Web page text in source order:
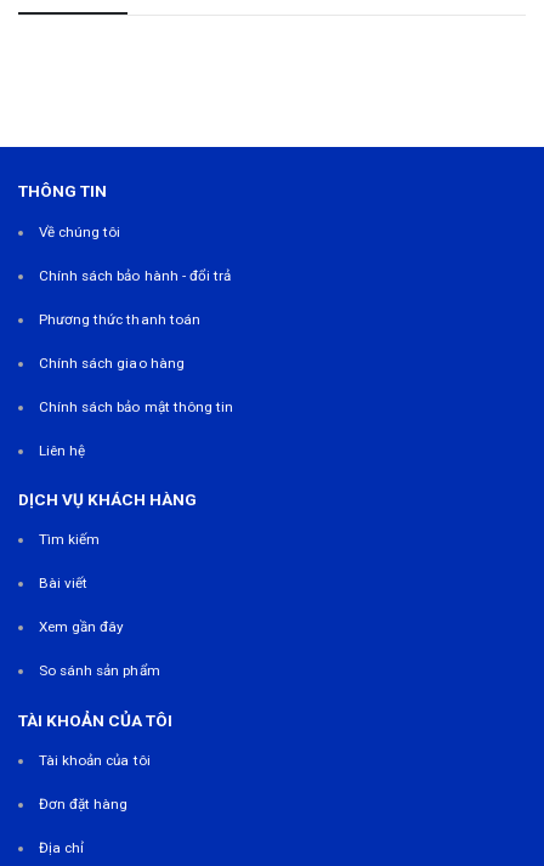
THÔNG TIN
Về chúng tôi
Chính sách bảo hành - đổi trả
Phương thức thanh toán
Chính sách giao hàng
Chính sách bảo mật thông tin
Liên hệ
DỊCH VỤ KHÁCH HÀNG
Tìm kiếm
Bài viết
Xem gần đây
So sánh sản phẩm
TÀI KHOẢN CỦA TÔI
Tài khoản của tôi
Đơn đặt hàng
Địa chỉ